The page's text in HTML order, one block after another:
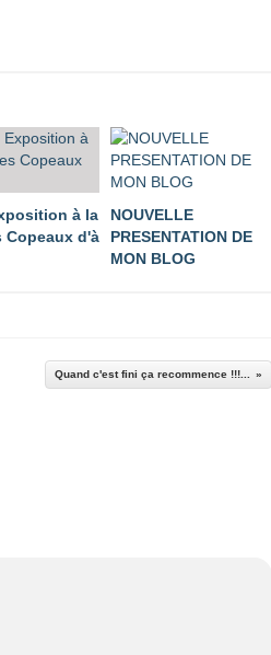
à la
Copeaux d'à
NOUVELLE
PRESENTATION DE
MON BLOG
Quand c'est fini ça recommence !!!...